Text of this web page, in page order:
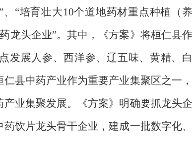
“培育壮大10个道地药材重点种植（养
龙头企业”。其中，《方案》将桓仁县作
发展人参、西洋参、辽五味、黄精、白
县中药产业作为重要产业集聚区之一，
业集聚发展。《方案》明确要抓龙头企
饮片龙头骨干企业，建成一批数字化、